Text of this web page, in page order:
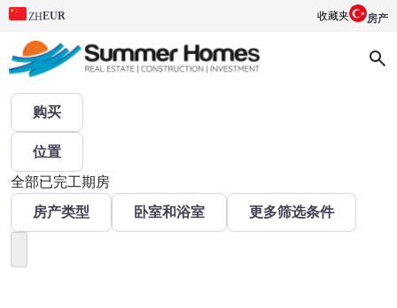
ZHEUR 收藏夹 房产
购买
位置
全部已完工期房
房产类型 卧室和浴室 更多筛选条件